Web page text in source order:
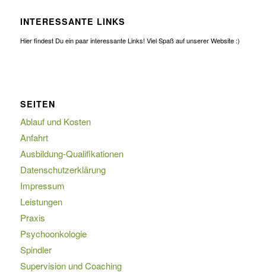
INTERESSANTE LINKS
Hier findest Du ein paar interessante Links! Viel Spaß auf unserer Website :)
SEITEN
Ablauf und Kosten
Anfahrt
Ausbildung-Qualifikationen
Datenschutzerklärung
Impressum
Leistungen
Praxis
Psychoonkologie
Spindler
Supervision und Coaching